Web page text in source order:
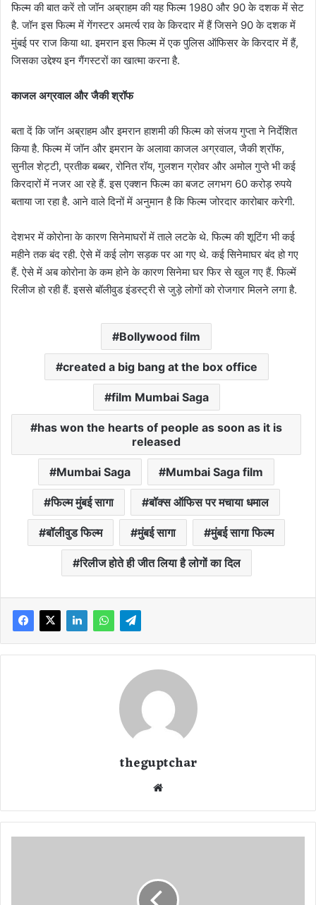
फिल्‍म की बात करें तो जॉन अब्राहम की यह फिल्‍म 1980 और 90 के दशक में सेट
है. जॉन इस फिल्‍म में गेंगस्‍टर अमर्त्‍य राव के क‍िरदार में हैं ज‍िसने 90 के दशक में
मुंबई पर राज क‍िया था. इमरान इस फिल्‍म में एक पुल‍िस ऑफिसर के क‍िरदार में हैं,
ज‍िसका उद्देश्‍य इन गैंगस्‍टरों का खात्‍मा करना है.
काजल अग्रवाल और जैकी श्रॉफ
बता दें कि जॉन अब्राहम और इमरान हाशमी की फिल्म को संजय गुप्ता ने निर्देशित
किया है. फिल्म में जॉन और इमरान के अलावा काजल अग्रवाल, जैकी श्रॉफ,
सुनील शेट्टी, प्रतीक बब्बर, रोनित रॉय, गुलशन ग्रोवर और अमोल गुप्ते भी कई
किरदारों में नजर आ रहे हैं. इस एक्शन फिल्म का बजट लगभग 60 करोड़ रुपये
बताया जा रहा है. आने वाले दिनों में अनुमान है कि फिल्म जोरदार कारोबार करेगी.
देशभर में कोरोना के कारण सिनेमाघरों में ताले लटके थे. फिल्म की शूटिंग भी कई
महीने तक बंद रही. ऐसे में कई लोग सड़क पर आ गए थे. कई सिनेमाघर बंद हो गए
हैं. ऐसे में अब कोरोना के कम होने के कारण सिनेमा घर फिर से खुल गए हैं. फिल्में
रिलीज हो रही हैं. इससे बॉलीवुड इंडस्ट्री से जुड़े लोगों को रोजगार मिलने लगा है.
Bollywood film
created a big bang at the box office
film Mumbai Saga
has won the hearts of people as soon as it is
released
Mumbai Saga Mumbai Saga film
फिल्म मुंबई सागा बॉक्स ऑफिस पर मचाया धमाल
बॉलीवुड फिल्म मुंबई सागा मुंबई सागा फिल्म
रिलीज होते ही जीत लिया है लोगों का दिल
theguptchar
te